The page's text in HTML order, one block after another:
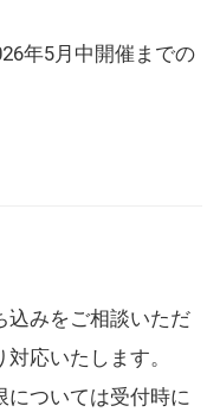
年5月中開催までの
込みをご相談いただ
応いたします。
ついては受付時に